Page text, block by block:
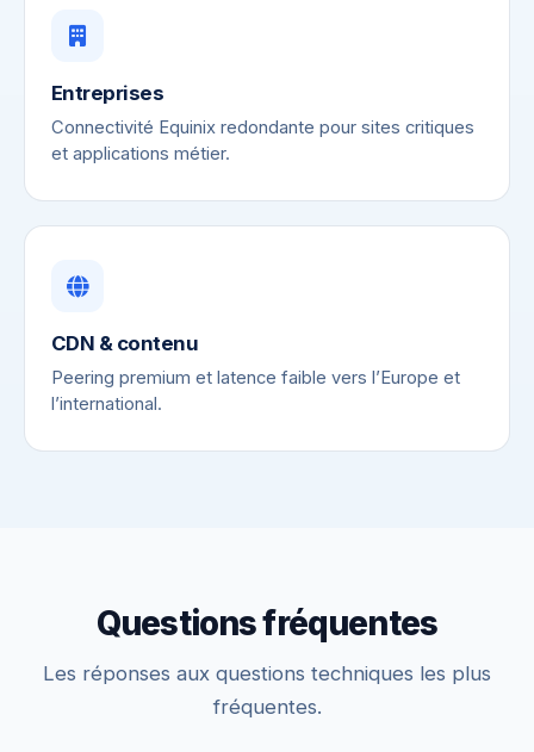
Entreprises
Connectivité Equinix redondante pour sites critiques
et applications métier.
CDN & contenu
Peering premium et latence faible vers l’Europe et
l’international.
Questions fréquentes
Les réponses aux questions techniques les plus
fréquentes.